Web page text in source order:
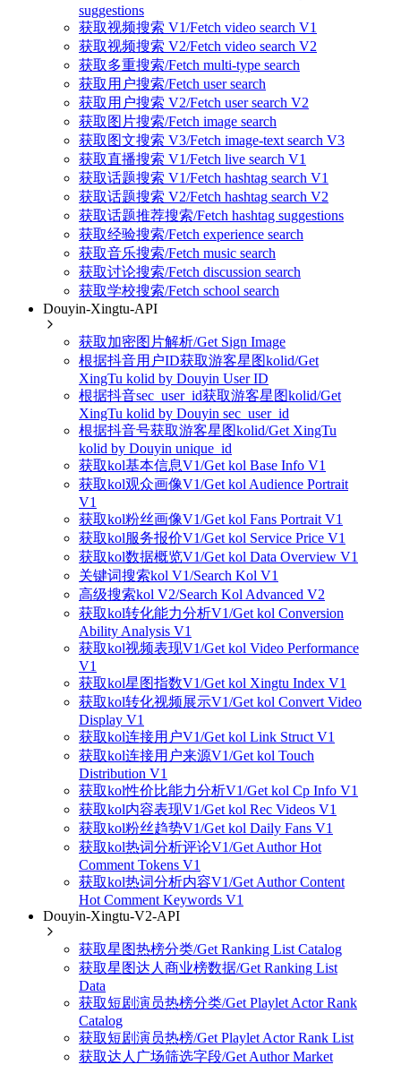
suggestions
获取视频搜索 V1/Fetch video search V1
获取视频搜索 V2/Fetch video search V2
获取多重搜索/Fetch multi-type search
获取用户搜索/Fetch user search
获取用户搜索 V2/Fetch user search V2
获取图片搜索/Fetch image search
获取图文搜索 V3/Fetch image-text search V3
获取直播搜索 V1/Fetch live search V1
获取话题搜索 V1/Fetch hashtag search V1
获取话题搜索 V2/Fetch hashtag search V2
获取话题推荐搜索/Fetch hashtag suggestions
获取经验搜索/Fetch experience search
获取音乐搜索/Fetch music search
获取讨论搜索/Fetch discussion search
获取学校搜索/Fetch school search
Douyin-Xingtu-API
获取加密图片解析/Get Sign Image
根据抖音用户ID获取游客星图kolid/Get
XingTu kolid by Douyin User ID
根据抖音sec_user_id获取游客星图kolid/Get
XingTu kolid by Douyin sec_user_id
根据抖音号获取游客星图kolid/Get XingTu
kolid by Douyin unique_id
获取kol基本信息V1/Get kol Base Info V1
获取kol观众画像V1/Get kol Audience Portrait
V1
获取kol粉丝画像V1/Get kol Fans Portrait V1
获取kol服务报价V1/Get kol Service Price V1
获取kol数据概览V1/Get kol Data Overview V1
关键词搜索kol V1/Search Kol V1
高级搜索kol V2/Search Kol Advanced V2
获取kol转化能力分析V1/Get kol Conversion
Ability Analysis V1
获取kol视频表现V1/Get kol Video Performance
V1
获取kol星图指数V1/Get kol Xingtu Index V1
获取kol转化视频展示V1/Get kol Convert Video
Display V1
获取kol连接用户V1/Get kol Link Struct V1
获取kol连接用户来源V1/Get kol Touch
Distribution V1
获取kol性价比能力分析V1/Get kol Cp Info V1
获取kol内容表现V1/Get kol Rec Videos V1
获取kol粉丝趋势V1/Get kol Daily Fans V1
获取kol热词分析评论V1/Get Author Hot
Comment Tokens V1
获取kol热词分析内容V1/Get Author Content
Hot Comment Keywords V1
Douyin-Xingtu-V2-API
获取星图热榜分类/Get Ranking List Catalog
获取星图达人商业榜数据/Get Ranking List
Data
获取短剧演员热榜分类/Get Playlet Actor Rank
Catalog
获取短剧演员热榜/Get Playlet Actor Rank List
获取达人广场筛选字段/Get Author Market